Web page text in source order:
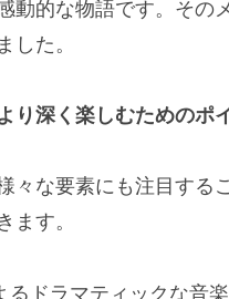
動的な物語です。その
した。
り深く楽しむためのポ
々な要素にも注目する
ます。
るドラマティックな音